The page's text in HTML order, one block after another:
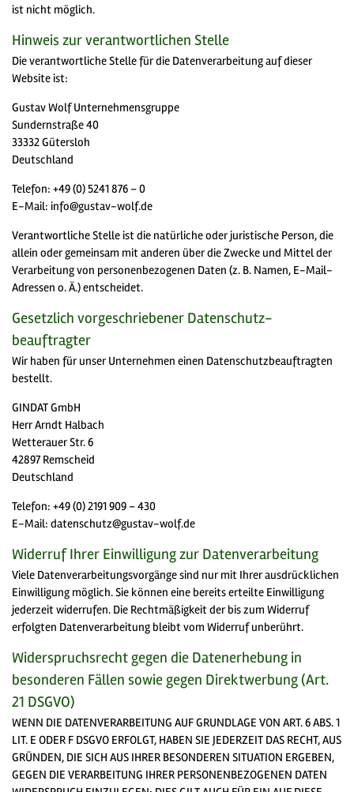
ist nicht möglich.
Hinweis zur verantwortlichen Stelle
Die verantwortliche Stelle für die Datenverarbeitung auf dieser
Website ist:
Gustav Wolf Unternehmensgruppe
Sundernstraße 40
33332 Gütersloh
Deutschland
Telefon: +49 (0) 5241 876 – 0
E-Mail: info@gustav-wolf.de
Verantwortliche Stelle ist die natürliche oder juristische Person, die
allein oder gemeinsam mit anderen über die Zwecke und Mittel der
Verarbeitung von personenbezogenen Daten (z. B. Namen, E-Mail-
Adressen o. Ä.) entscheidet.
Gesetzlich vorgeschriebener Datenschutz­
beauftragter
Wir haben für unser Unternehmen einen Datenschutzbeauftragten
bestellt.
GINDAT GmbH
Herr Arndt Halbach
Wetterauer Str. 6
42897 Remscheid
Deutschland
Telefon: +49 (0) 2191 909 – 430
E-Mail: datenschutz@gustav-wolf.de
Widerruf Ihrer Einwilligung zur Datenverarbeitung
Viele Datenverarbeitungsvorgänge sind nur mit Ihrer ausdrücklichen
Einwilligung möglich. Sie können eine bereits erteilte Einwilligung
jederzeit widerrufen. Die Rechtmäßigkeit der bis zum Widerruf
erfolgten Datenverarbeitung bleibt vom Widerruf unberührt.
Widerspruchsrecht gegen die Datenerhebung in
besonderen Fällen sowie gegen Direktwerbung (Art.
21 DSGVO)
WENN DIE DATENVERARBEITUNG AUF GRUNDLAGE VON ART. 6 ABS. 1
LIT. E ODER F DSGVO ERFOLGT, HABEN SIE JEDERZEIT DAS RECHT, AUS
GRÜNDEN, DIE SICH AUS IHRER BESONDEREN SITUATION ERGEBEN,
GEGEN DIE VERARBEITUNG IHRER PERSONENBEZOGENEN DATEN